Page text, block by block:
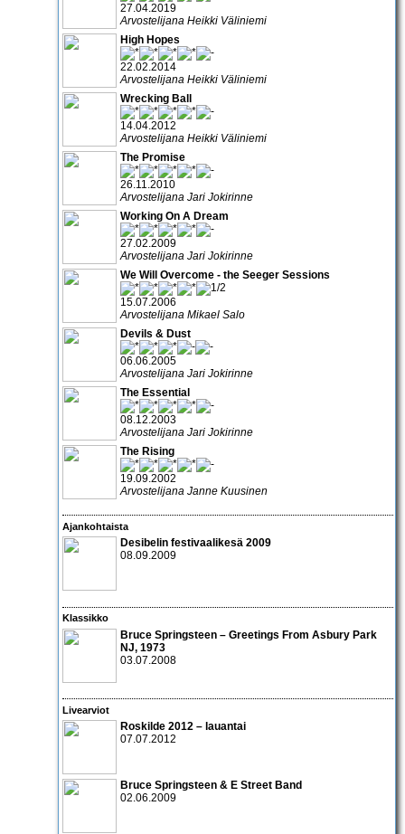
27.04.2019
Arvostelijana Heikki Väliniemi
High Hopes
22.02.2014
Arvostelijana Heikki Väliniemi
Wrecking Ball
14.04.2012
Arvostelijana Heikki Väliniemi
The Promise
26.11.2010
Arvostelijana Jari Jokirinne
Working On A Dream
27.02.2009
Arvostelijana Jari Jokirinne
We Will Overcome - the Seeger Sessions
15.07.2006
Arvostelijana Mikael Salo
Devils & Dust
06.06.2005
Arvostelijana Jari Jokirinne
The Essential
08.12.2003
Arvostelijana Jari Jokirinne
The Rising
19.09.2002
Arvostelijana Janne Kuusinen
Ajankohtaista
Desibelin festivaalikesä 2009
08.09.2009
Klassikko
Bruce Springsteen – Greetings From Asbury Park
NJ, 1973
03.07.2008
Livearviot
Roskilde 2012 – lauantai
07.07.2012
Bruce Springsteen & E Street Band
02.06.2009